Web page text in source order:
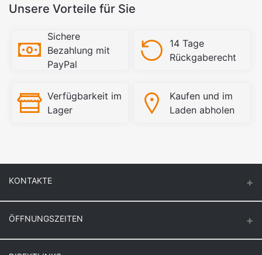
Unsere Vorteile für Sie
Sichere
Bezahlung mit
PayPal
14 Tage
Rückgaberecht
Verfügbarkeit im
Lager
Kaufen und im
Laden abholen
KONTAKTE
ÖFFNUNGSZEITEN